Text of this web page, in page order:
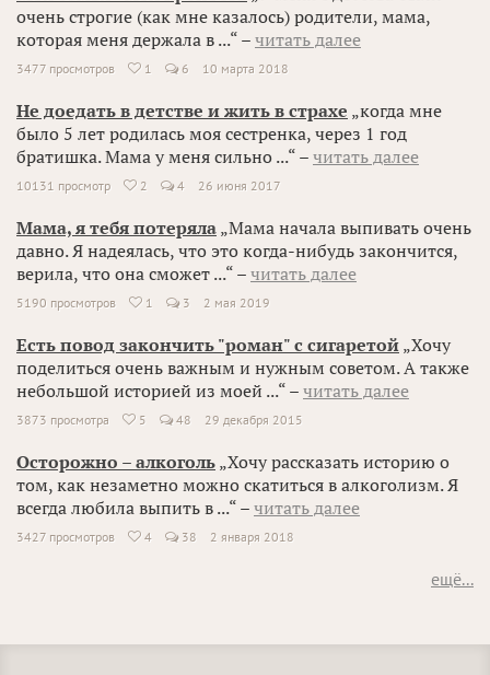
очень строгие (как мне казалось) родители, мама,
которая меня держала в ...“ – читать далее
3477 просмотров  1 6 10 марта 2018
Не доедать в детстве и жить в страхе „когда мне
было 5 лет родилась моя сестренка, через 1 год
братишка. Мама у меня сильно ...“ – читать далее
10131 просмотр  2 4 26 июня 2017
Мама, я тебя потеряла „Мама начала выпивать очень
давно. Я надеялась, что это когда-нибудь закончится,
верила, что она сможет ...“ – читать далее
5190 просмотров  1 3 2 мая 2019
Есть повод закончить "роман" с сигаретой „Хочу
поделиться очень важным и нужным советом. А также
небольшой историей из моей ...“ – читать далее
3873 просмотра  5 48 29 декабря 2015
Осторожно – алкоголь „Хочу рассказать историю о
том, как незаметно можно скатиться в алкоголизм. Я
всегда любила выпить в ...“ – читать далее
3427 просмотров  4 38 2 января 2018
ещё...